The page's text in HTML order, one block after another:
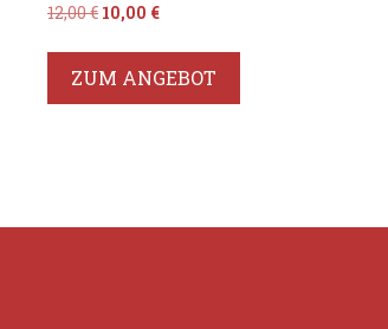
12,00€ Ursprünglicher
war:
12,00 €
10,00 €Aktueller
ist:
10,00 €.
ZUM ANGEBOT